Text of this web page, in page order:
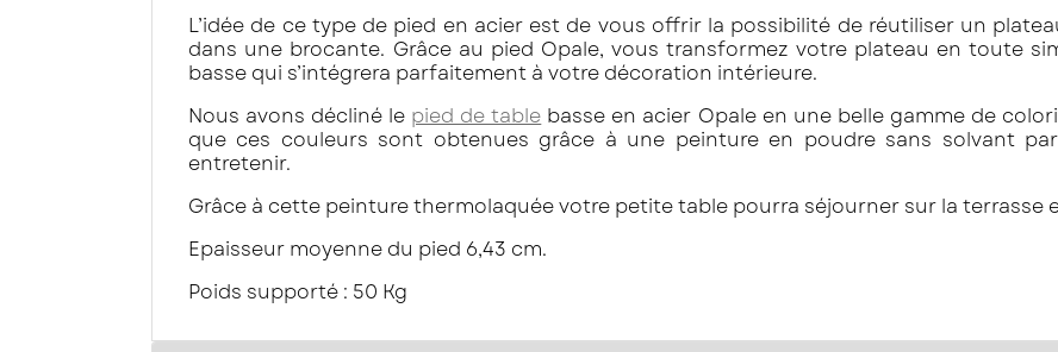
L’idée de ce type de pied en acier est de vous offrir la possibilité de réutiliser un
dans une brocante. Grâce au pied Opale, vous transformez votre plateau en toute
basse qui s’intégrera parfaitement à votre décoration intérieure.
Nous avons décliné le pied de table basse en acier Opale en une belle gamme de
que ces couleurs sont obtenues grâce à une peinture en poudre sans solvant
entretenir.
Grâce à cette peinture thermolaquée votre petite table pourra séjourner sur la terrasse
Epaisseur moyenne du pied 6,43 cm.
Poids supporté : 50 Kg